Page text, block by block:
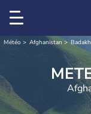
Météo Afghanistan